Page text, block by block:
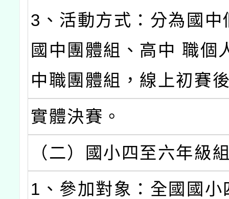
3、活動方式：分為國中
國中團體組、高中 職個
中職團體組，線上初賽
實體決賽。
（二）國小四至六年級
1、參加對象：全國國小